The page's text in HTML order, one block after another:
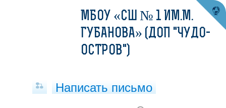
МБОУ «СШ № 1 ИМ.М.
ГУБАНОВА» (ДОП "ЧУДО-
ОСТРОВ")
Написать письмо